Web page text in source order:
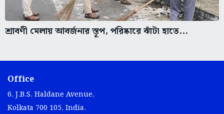
শ্রাবণী মেলায় আবর্জনার স্তূপ, পরিষ্কারে ঝাঁটা হাতে...
Office
6, J.B.S. Haldane Avenue,
Kolkata 700 105, India.